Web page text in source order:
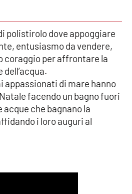
polistirolo dove appoggiare
entusiasmo da vendere,
per affrontare la
appassionati di mare hanno
facendo un bagno fuori
che bagnano la
i loro auguri al